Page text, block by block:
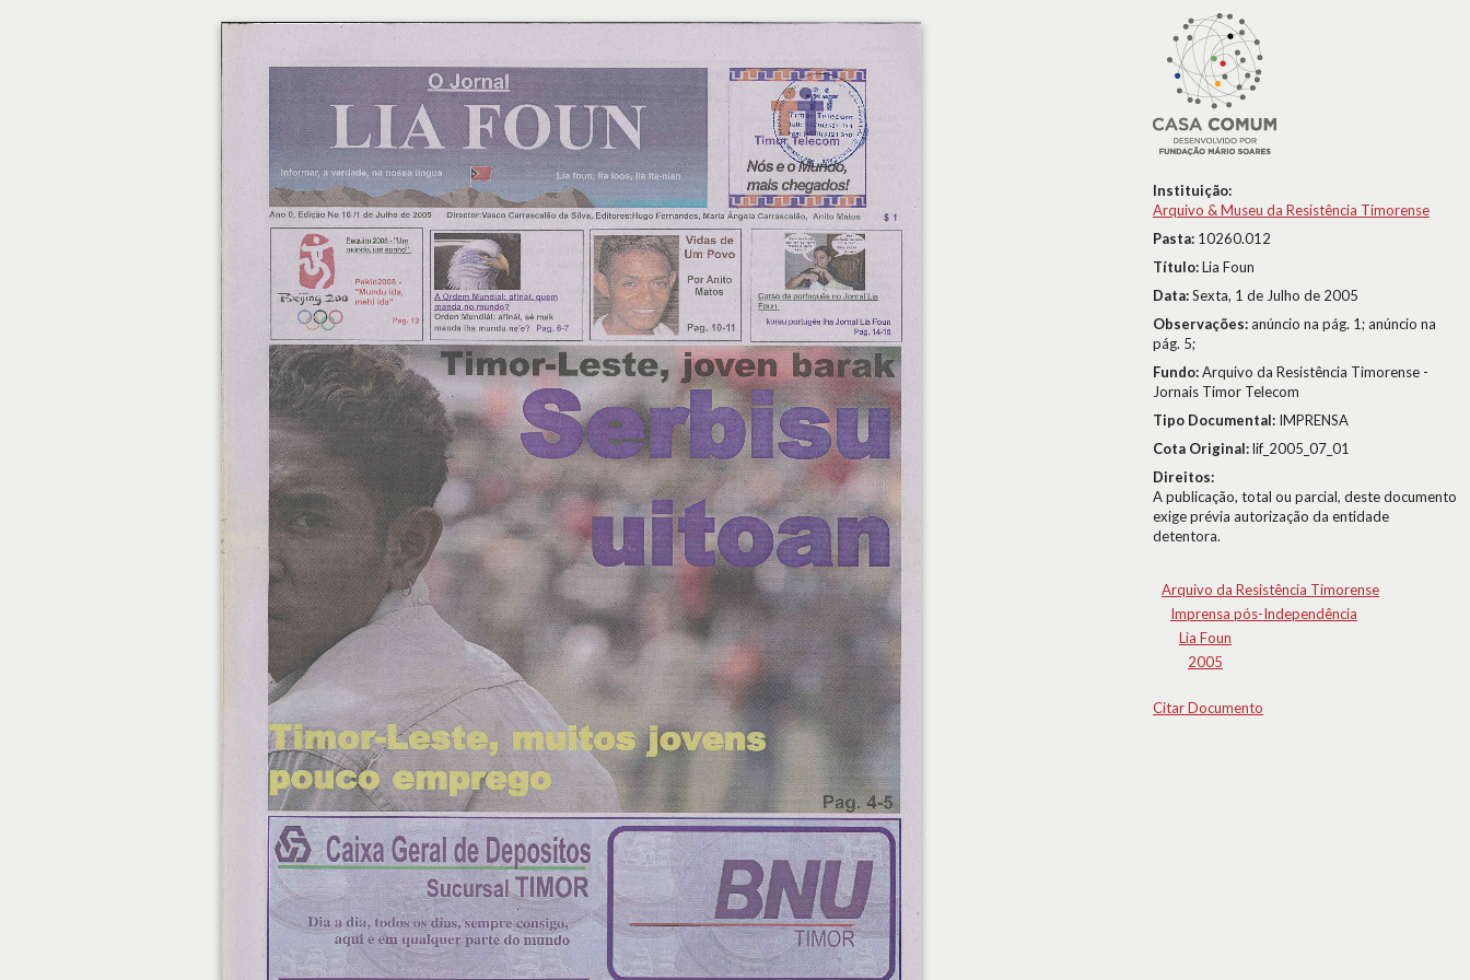
Instituição:
Arquivo & Museu da Resistência Timorense
Pasta: 10260.012
Título:Lia Foun
Data:Sexta, 1 de Julho de 2005
Observações:anúncio na pág. 1; anúncio na
pág. 5;
Fundo:Arquivo da Resistência Timorense -
Jornais Timor Telecom
Tipo Documental: IMPRENSA
Cota Original:lif_2005_07_01
Direitos:
A publicação, total ou parcial, deste documento
exige prévia autorização da entidade
detentora.
Arquivo da Resistência Timorense
Imprensa pós-Independência
Lia Foun
2005
Citar Documento